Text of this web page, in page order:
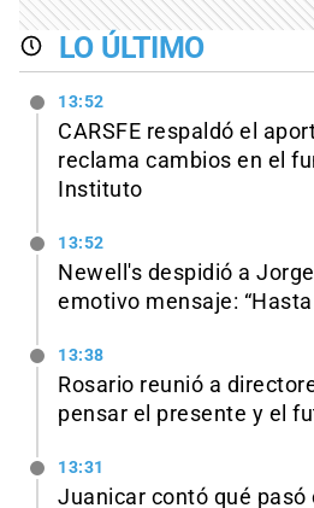
LO ÚLTIMO
13:52
CARSFE respaldó el
reclama cambios en el
Instituto
13:52
Newell's despidió a
emotivo mensaje:
13:38
Rosario reunió a
pensar el presente y el
13:31
Juanicar contó qué pasó